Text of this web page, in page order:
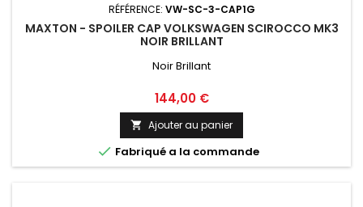
RÉFÉRENCE: VW-SC-3-CAP1G
MAXTON - SPOILER CAP VOLKSWAGEN SCIROCCO MK3
NOIR BRILLANT
Noir Brillant
Prix
144,00 €
 Ajouter au panier
 Fabriqué a la commande